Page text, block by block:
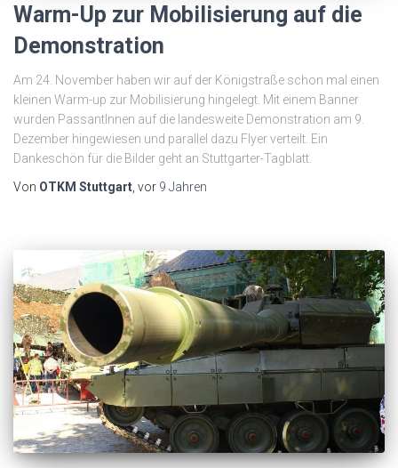
Warm-Up zur Mobilisierung auf die
Demonstration
Am 24. November haben wir auf der Königstraße schon mal einen
kleinen Warm-up zur Mobilisierung hingelegt. Mit einem Banner
wurden PassantInnen auf die landesweite Demonstration am 9.
Dezember hingewiesen und parallel dazu Flyer verteilt. Ein
Dankeschön für die Bilder geht an Stuttgarter-Tagblatt.
Von OTKM Stuttgart , vor 9 Jahren